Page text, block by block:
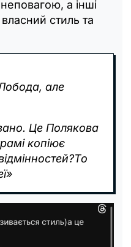
а інші
стиль та
але
Це Полякова
копіює